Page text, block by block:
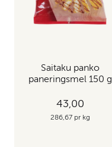
Saitaku panko
paneringsmel 150 g
43,00
286,67 pr kg